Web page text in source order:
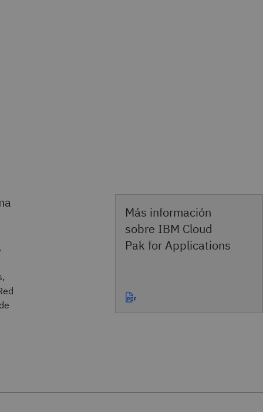
Más información
sobre IBM Cloud
Pak for Applications